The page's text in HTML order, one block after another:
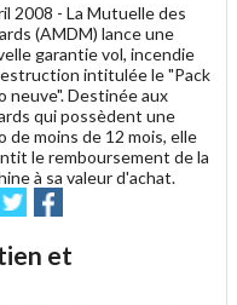
2008 - La Mutuelle des
(AMDM) lance une
garantie vol, incendie
intitulée le "Pack
neuve". Destinée aux
qui possèdent une
de moins de 12 mois, elle
le remboursement de la
à sa valeur d'achat.
EnvoyerPartager
sur
et